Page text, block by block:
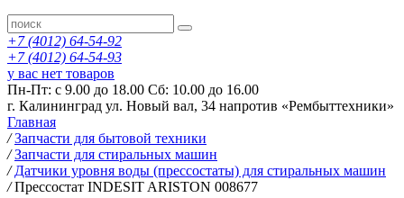
+7 (4012) 64-54-92
+7 (4012) 64-54-93
у вас нет товаров
Пн-Пт: с 9.00 до 18.00 Сб: 10.00 до 16.00
г. Калининград ул. Новый вал, 34 напротив «Рембыттехники»
Главная
/ Запчасти для бытовой техники
/ Запчасти для стиральных машин
/ Датчики уровня воды (прессостаты) для стиральных машин
/ Прессостат INDESIT ARISTON 008677